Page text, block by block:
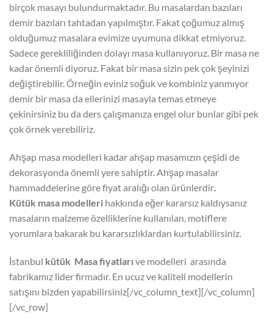
birçok masayı bulundurmaktadır. Bu masalardan bazıları
demir bazıları tahtadan yapılmıştır. Fakat çoğumuz almış
olduğumuz masalara evimize uyumuna dikkat etmiyoruz.
Sadece gerekliliğinden dolayı masa kullanıyoruz. Bir masa ne
kadar önemli diyoruz. Fakat bir masa sizin pek çok şeyinizi
değiştirebilir. Örneğin eviniz soğuk ve kombiniz yanmıyor
demir bir masa da ellerinizi masayla temas etmeye
çekinirsiniz bu da ders çalışmanıza engel olur bunlar gibi pek
çok örnek verebiliriz.
Ahşap masa modelleri kadar ahşap masamızın çeşidi de
dekorasyonda önemli yere sahiptir. Ahşap masalar
hammaddelerine göre fiyat aralığı olan ürünlerdir
Kütük masa modelleri hakkında eğer kararsız kaldıysanız
masaların malzeme özelliklerine kullanılan, motiflere
yorumlara bakarak bu kararsızlıklardan kurtulabilirsiniz.
İstanbul kütük Masa fiyatları ve modelleri arasında
fabrikamız lider firmadır. En ucuz ve kaliteli modellerin
satışını bizden yapabilirsiniz[/vc_column_text][/vc_column]
[/vc_row]